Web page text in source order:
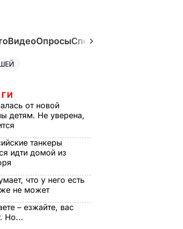
ВидеоОпросыСпецпроекты
от новой
детям. Не уверена,
танкеры
идти домой из
что у него есть
не может
– езжайте, вас
Но...